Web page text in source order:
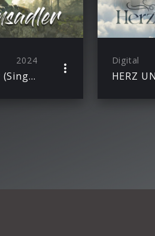
2024
Friedensadler (Single)
Digital